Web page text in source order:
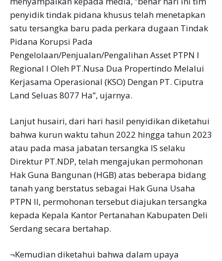
penyidik tindak pidana khusus telah menetapkan
satu tersangka baru pada perkara dugaan Tindak
Pidana Korupsi Pada
Pengelolaan/Penjualan/Pengalihan Asset PTPN I
Regional I Oleh PT.Nusa Dua Propertindo Melalui
Kerjasama Operasional (KSO) Dengan PT. Ciputra
Land Seluas 8077 Ha”, ujarnya.
Lanjut husairi, dari hari hasil penyidikan diketahui
bahwa kurun waktu tahun 2022 hingga tahun 2023
atau pada masa jabatan tersangka IS selaku
Direktur PT.NDP, telah mengajukan permohonan
Hak Guna Bangunan (HGB) atas beberapa bidang
tanah yang berstatus sebagai Hak Guna Usaha
PTPN II, permohonan tersebut diajukan tersangka
kepada Kepala Kantor Pertanahan Kabupaten Deli
Serdang secara bertahap.
¬Kemudian diketahui bahwa dalam upaya